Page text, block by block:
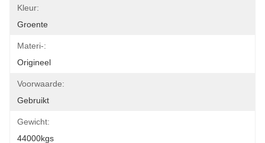
Kleur:
Groente
Materi-:
Origineel
Voorwaarde:
Gebruikt
Gewicht:
44000kgs